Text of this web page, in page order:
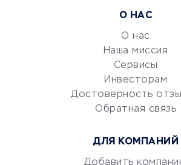
документооборот
Юридические компании
Аудиторские компании
О НАС
О нас
Наша миссия
Сервисы
Инвесторам
Достоверность
Обратная связь
ДЛЯ КОМПАНИЙ
Добавить